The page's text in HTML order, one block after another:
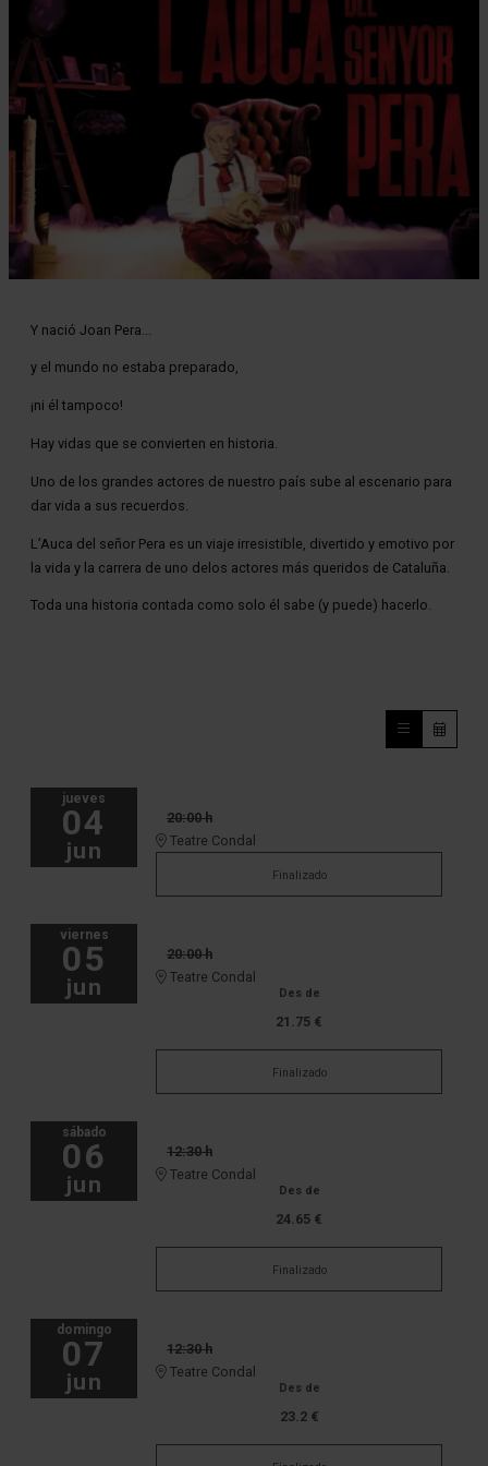
Y nació Joan Pera...
y el mundo no estaba preparado,
¡ni él tampoco!
Hay vidas que se convierten en historia.
Uno de los grandes actores de nuestro país sube al escenario para
dar vida a sus recuerdos.
L’Auca del señor Pera es un viaje irresistible, divertido y emotivo por
la vida y la carrera de uno delos actores más queridos de Cataluña.
Toda una historia contada como solo él sabe (y puede) hacerlo.
jueves
04
jun
20:00 h
Teatre Condal
Finalizado
viernes
05
jun
20:00 h
Teatre Condal
Des de
21.75 €
Finalizado
sábado
06
jun
12:30 h
Teatre Condal
Des de
24.65 €
Finalizado
domingo
07
jun
12:30 h
Teatre Condal
Des de
23.2 €